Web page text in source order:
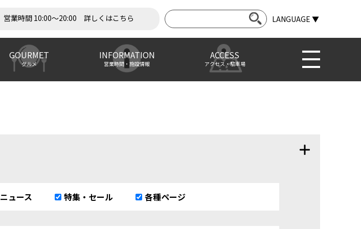
営業時間 10:00～20:00 詳しくはこちら LANGUAGE ▼
GOURMET
グルメ
INFORMATION
営業時間・施設情報
ACCESS
アクセス・駐車場
ニュース 特集・セール 各種ページ